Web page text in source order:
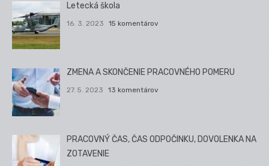
Letecká škola
16. 3. 2023 15 komentárov
ZMENA A SKONČENIE PRACOVNÉHO POMERU
27. 5. 2023 13 komentárov
PRACOVNÝ ČAS, ČAS ODPOČINKU, DOVOLENKA NA
ZOTAVENIE